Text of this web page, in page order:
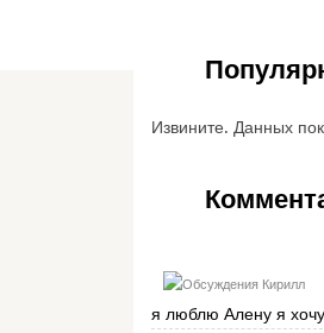
Извините. Данных
Кирилл
я люблю Алену я